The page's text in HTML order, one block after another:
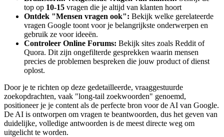
top op 10-15 vragen die je altijd van klanten hoort
Ontdek "Mensen vragen ook": Bekijk welke gerelateerde
vragen Google toont voor je belangrijkste onderwerpen en
gebruik ze voor ideeën.
Controleer Online Forums: Bekijk sites zoals Reddit of
Quora. Dit zijn ongefilterde gesprekken waarin mensen
precies de problemen bespreken die jouw product of dienst
oplost.
Door je te richten op deze gedetailleerde, vraaggestuurde
zoekopdrachten, vaak "long-tail zoekwoorden" genoemd,
positioneer je je content als de perfecte bron voor de AI van Google.
De AI is ontworpen om vragen te beantwoorden, dus het geven van
duidelijke, volledige antwoorden is de meest directe weg om
uitgelicht te worden.